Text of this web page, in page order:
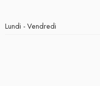
Lundi - Vendredi